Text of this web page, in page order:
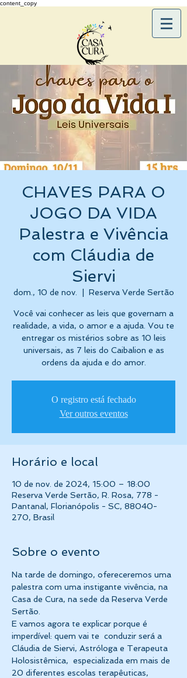
content_copy
CHAVES PARA O
JOGO DA VIDA
Palestra e Vivência
com Cláudia de
Siervi
dom., 10 de nov. Reserva Verde Sertão
Você vai conhecer as leis que governam a
realidade, a vida, o amor e a ajuda. Vou te
entregar os mistérios sobre as 10 leis
universais, as 7 leis do Caibalion e as
ordens da ajuda e do amor.
O registro está fechado
Ver outros eventos
Horário e local
10 de nov. de 2024, 15:00 – 18:00
Reserva Verde Sertão, R. Rosa, 778 -
Pantanal, Florianópolis - SC, 88040-
270, Brasil
Sobre o evento
Na tarde de domingo, ofereceremos uma
palestra com uma instigante vivência, na
Casa de Cura, na sede da Reserva Verde
Sertão.
E vamos agora te explicar porque é
imperdível: quem vai te  conduzir será a
Cláudia de Siervi, Astróloga e Terapeuta
Holosistêmica,  especializada em mais de
20 diferentes escolas terapêuticas,